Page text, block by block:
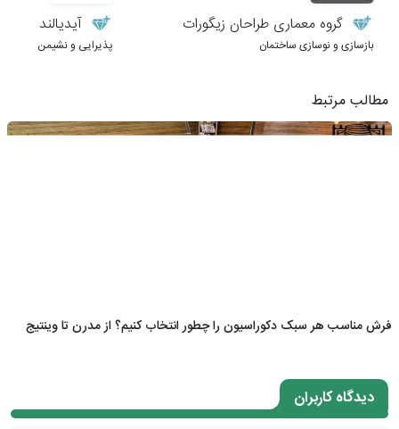
گروه معماری طراحان زیگورات
بازسازی و نوسازی ساختمان
آیدیالند
پذیرایی و نشیمن
مطالب مرتبط
فرش مناسب هر سبک دکوراسیون را چطور انتخاب کنیم؟ از مدرن تا وینتیج
دیدگاه کاربران